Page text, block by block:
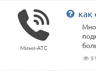
Мини-АТС
как